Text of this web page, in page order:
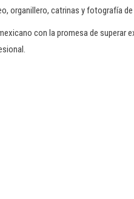
organillero, catrinas y fotografía
con la promesa de superar